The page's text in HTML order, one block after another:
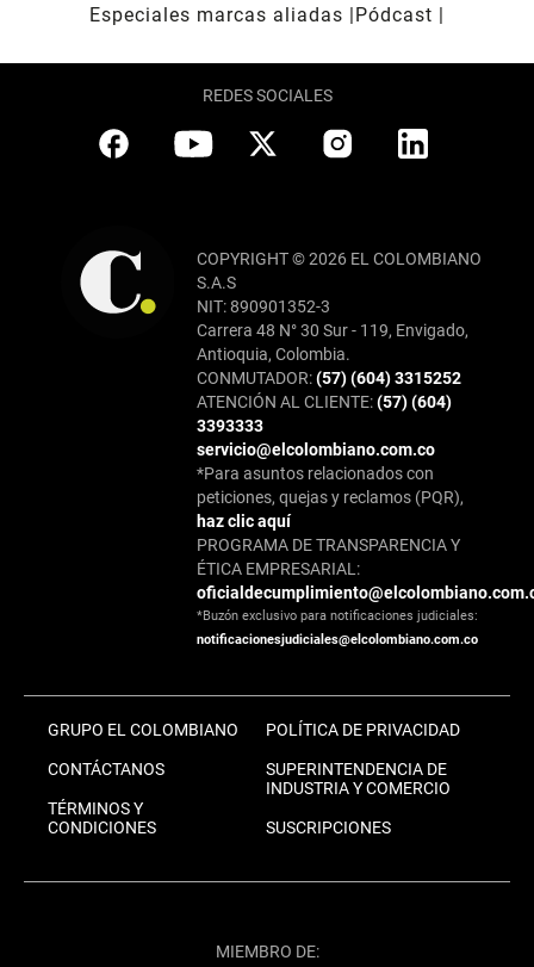
Especiales marcas aliadas
Pódcast
REDES SOCIALES
COPYRIGHT © 2026 EL COLOMBIANO
S.A.S
NIT: 890901352-3
Carrera 48 N° 30 Sur - 119, Envigado,
Antioquia, Colombia.
CONMUTADOR:(57) (604) 3315252
ATENCIÓN AL CLIENTE:(57) (604)
3393333
servicio@elcolombiano.com.co
*Para asuntos relacionados con
peticiones, quejas y reclamos (PQR),
haz clic aquí
PROGRAMA DE TRANSPARENCIA Y
ÉTICA EMPRESARIAL:
*Buzón exclusivo para notificaciones judiciales:
notificacionesjudiciales@elcolombiano.com.co
GRUPO EL COLOMBIANO
CONTÁCTANOS
TÉRMINOS Y
CONDICIONES
POLÍTICA DE PRIVACIDAD
SUPERINTENDENCIA DE
INDUSTRIA Y COMERCIO
SUSCRIPCIONES
MIEMBRO DE: